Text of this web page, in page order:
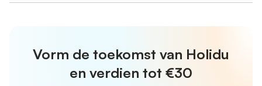
Vorm de toekomst van Holidu
en verdien tot €30